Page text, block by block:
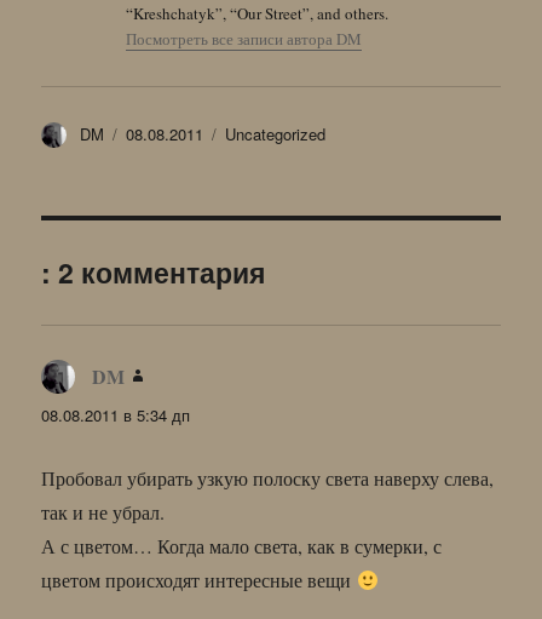
“Kreshchatyk”, “Our Street”, and others.
Посмотреть все записи автора DM
Автор
DM Опубликовано
08.08.2011 Рубрики
Uncategorized
: 2 комментария
DM
08.08.2011 в 5:34 дп
Пробовал убирать узкую полоску света наверху слева,
так и не убрал.
А с цветом… Когда мало света, как в сумерки, с
цветом происходят интересные вещи